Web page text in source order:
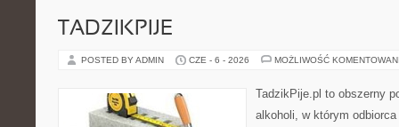
TADZIKPIJE
POSTED BY ADMIN CZE - 6 - 2026 MOŻLIWOŚĆ
TadzikPije.pl to obszerny
alkoholi, w którym